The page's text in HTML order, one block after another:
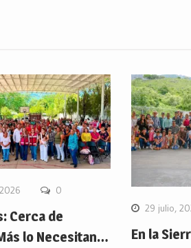
0
Cerca de
lo Necesitan…
29 julio,
En la